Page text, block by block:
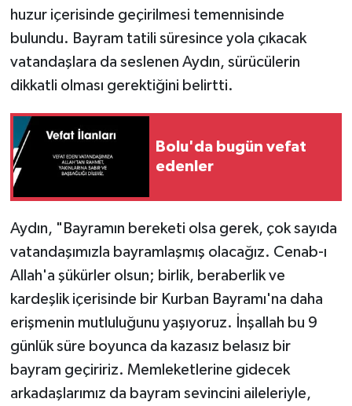
huzur içerisinde geçirilmesi temennisinde
bulundu. Bayram tatili süresince yola çıkacak
vatandaşlara da seslenen Aydın, sürücülerin
dikkatli olması gerektiğini belirtti.
Bolu'da bugün vefat
edenler
Aydın, "Bayramın bereketi olsa gerek, çok sayıda
vatandaşımızla bayramlaşmış olacağız. Cenab-ı
Allah'a şükürler olsun; birlik, beraberlik ve
kardeşlik içerisinde bir Kurban Bayramı'na daha
erişmenin mutluluğunu yaşıyoruz. İnşallah bu 9
günlük süre boyunca da kazasız belasız bir
bayram geçiririz. Memleketlerine gidecek
arkadaşlarımız da bayram sevincini aileleriyle,